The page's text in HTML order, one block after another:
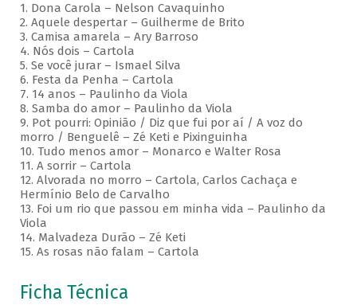
1. Dona Carola – Nelson Cavaquinho
2. Aquele despertar – Guilherme de Brito
3. Camisa amarela – Ary Barroso
4. Nós dois – Cartola
5. Se você jurar – Ismael Silva
6. Festa da Penha – Cartola
7. 14 anos – Paulinho da Viola
8. Samba do amor – Paulinho da Viola
9. Pot pourri: Opinião / Diz que fui por aí / A voz do
morro / Benguelê – Zé Keti e Pixinguinha
10. Tudo menos amor – Monarco e Walter Rosa
11. A sorrir – Cartola
12. Alvorada no morro – Cartola, Carlos Cachaça e
Hermínio Belo de Carvalho
13. Foi um rio que passou em minha vida – Paulinho da
Viola
14. Malvadeza Durão – Zé Keti
15. As rosas não falam – Cartola
Ficha Técnica